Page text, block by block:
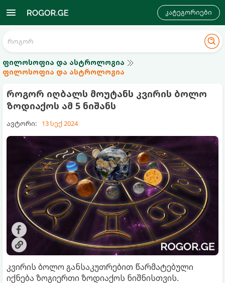
კატეგორიები
ფილოსოფია და ასტროლოგია
ფილოსოფია და ასტროლოგია
როგორ იღბალს მოუტანს კვირის ბოლო
ზოდიაქოს ამ 5 ნიშანს
ავტორი: 13 სექ 2024
კვირის ბოლო განსაკუთრებით წარმატებული
იქნება ზოგიერთი ზოდიაქოს ნიშნისთვის.